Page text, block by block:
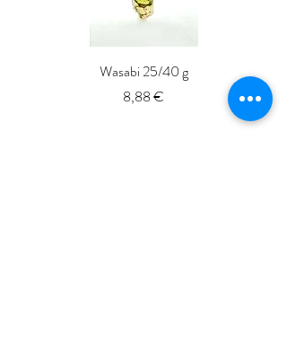
Wasabi 25/40 g
Precio
8,88 €
Fresh